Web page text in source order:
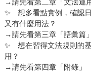
→請先看第二章「文法運
✨ 想多看點實例，確認
又有什麼用法？
→請先看第三章「語彙篇」
✨ 想在習得文法規則的
用？
→請先看第四章「附錄」